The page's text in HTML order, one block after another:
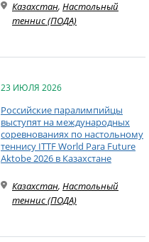
Казахстан, Настольный
теннис (ПОДА)
23 ИЮЛЯ 2026
Российские паралимпийцы
выступят на международных
соревнованиях по настольному
теннису ITTF World Para Future
Aktobe 2026 в Казахстане
Казахстан, Настольный
теннис (ПОДА)